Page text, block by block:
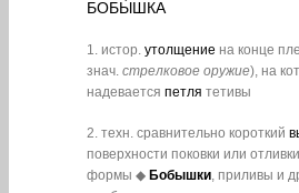
БОБЫ́ШКА
1. истор. утолщение на конце
знач. стрелковое оружие), на
надевается петля тетивы
2. техн. сравнительно короткий
поверхности поковки или
формы ◆ Бобышки, приливы и